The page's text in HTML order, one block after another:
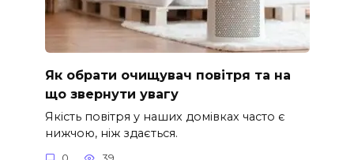
Як обрати очищувач повітря та на
що звернути увагу
Якість повітря у наших домівках часто є
нижчою, ніж здається.